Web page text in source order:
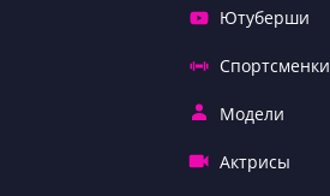
Ютуберши
Спортсменки
Модели
Актрисы